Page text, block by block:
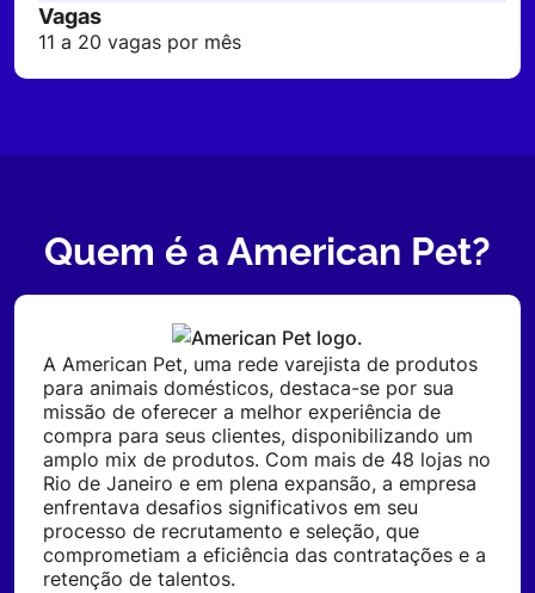
Vagas
11 a 20 vagas por mês
Quem é a American Pet?
A American Pet, uma rede varejista de produtos
para animais domésticos, destaca-se por sua
missão de oferecer a melhor experiência de
compra para seus clientes, disponibilizando um
amplo mix de produtos. Com mais de 48 lojas no
Rio de Janeiro e em plena expansão, a empresa
enfrentava desafios significativos em seu
processo de recrutamento e seleção, que
comprometiam a eficiência das contratações e a
retenção de talentos.